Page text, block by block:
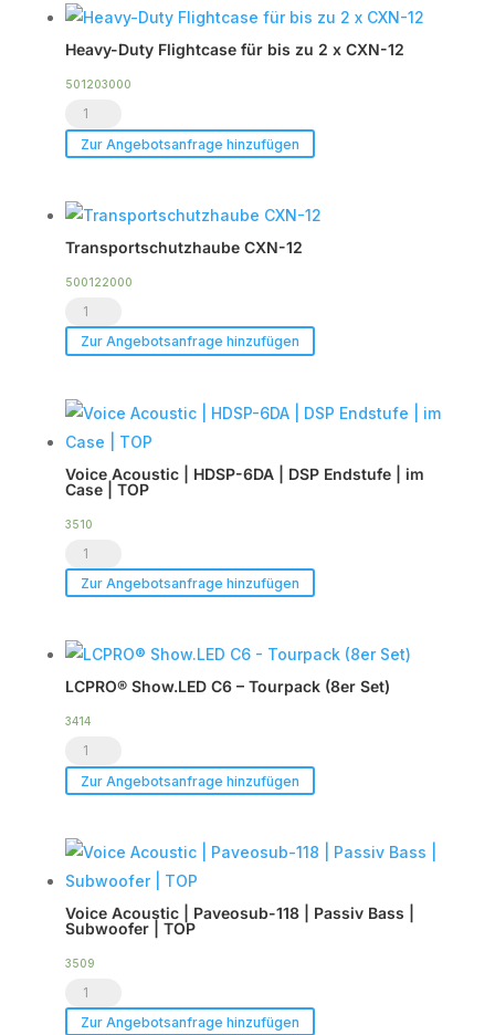
Menge
Heavy-Duty Flightcase für bis zu 2 x CXN-12
501203000
Heavy-
Duty
für
zu
2
CXN-
Menge
Zur Angebotsanfrage hinzufügen
Transportschutzhaube CXN-12
500122000
Transportschutzhaube
CXN-
Menge
Zur Angebotsanfrage hinzufügen
Voice Acoustic | HDSP-6DA | DSP Endstufe | im
Case | TOP
3510
Voice
Acoustic
HDSP-
6DA
|
DSP
Endstufe
Case
Menge
Zur Angebotsanfrage hinzufügen
LCPRO® Show.LED C6 – Tourpack (8er Set)
3414
LCPRO®
Show.LED
-
Tourpack
(8er
Set)
Zur Angebotsanfrage hinzufügen
Voice Acoustic | Paveosub-118 | Passiv Bass |
Subwoofer | TOP
3509
Voice
Acoustic
Zur Angebotsanfrage hinzufügen